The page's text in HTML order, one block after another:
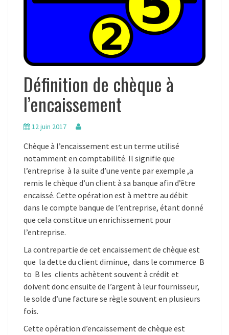
Définition de chèque à
l’encaissement
12 juin 2017
Chèque à l’encaissement est un terme utilisé
notamment en comptabilité. Il signifie que
l’entreprise à la suite d’une vente par exemple ,a
remis le chèque d’un client à sa banque afin d’être
encaissé. Cette opération est à mettre au débit
dans le compte banque de l’entreprise, étant donné
que cela constitue un enrichissement pour
l’entreprise.
La contrepartie de cet encaissement de chèque est
que la dette du client diminue, dans le commerce B
to B les clients achètent souvent à crédit et
doivent donc ensuite de l’argent à leur fournisseur,
le solde d’une facture se règle souvent en plusieurs
fois.
Cette opération d’encaissement de chèque est